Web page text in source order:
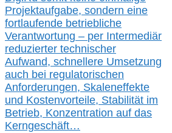
Projektaufgabe, sondern eine
fortlaufende betriebliche
Verantwortung – per Intermediär
reduzierter technischer
Aufwand, schnellere Umsetzung
auch bei regulatorischen
Anforderungen, Skaleneffekte
und Kostenvorteile, Stabilität im
Betrieb, Konzentration auf das
Kerngeschäft…